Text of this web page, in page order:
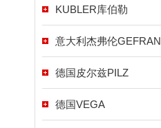
KUBLER库伯勒
意大利杰弗伦GEFRAN
德国皮尔兹PILZ
德国VEGA